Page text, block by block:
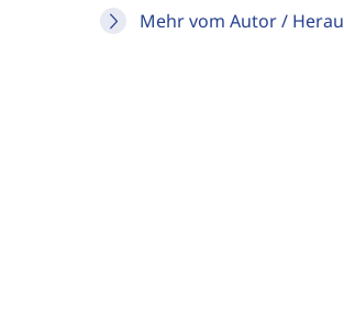
Mehr vom Autor /